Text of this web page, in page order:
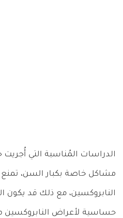
الدراسات المُناسبة التي
مشاكل خاصة بكبار السن،
النابروكسين، مع ذلك قد يكون
حساسية لأعراض النابروكسين